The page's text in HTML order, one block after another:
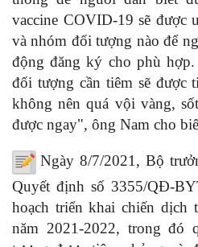
vaccine COVID-19 sẽ được
và nhóm đối tượng nào để
động đăng ký cho phù
đối tượng cần tiêm sẽ được
không nên quá vội vàng,
được ngay", ông Nam cho
Ngày 8/7/2021, Bộ
Quyết định số 3355/QĐ-
hoạch triển khai chiến dịch
năm 2021-2022, trong đó